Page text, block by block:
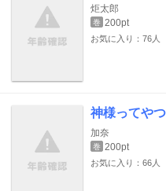
炬太郎
巻 200pt
お気に入り：76人
神様ってや
加奈
巻 200pt
お気に入り：66人